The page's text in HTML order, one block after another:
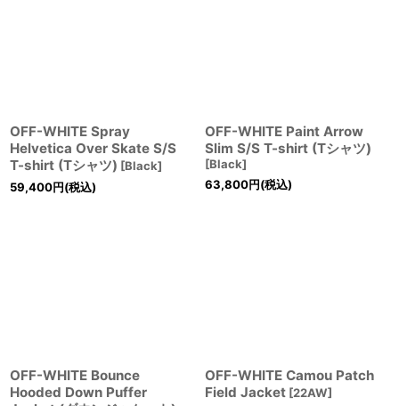
OFF-WHITE Spray
Helvetica Over Skate S/S
T-shirt (Tシャツ) [Black]
59,400円(税込)
OFF-WHITE Paint Arrow
Slim S/S T-shirt (Tシャツ)
[Black]
63,800円(税込)
OFF-WHITE Bounce
Hooded Down Puffer
OFF-WHITE Camou Patch
Field Jacket [22AW]